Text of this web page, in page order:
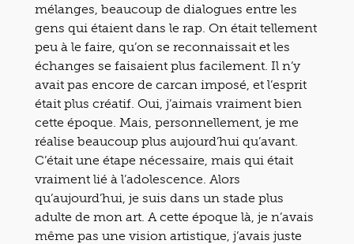
mélanges, beaucoup de dialogues entre les
gens qui étaient dans le rap. On était tellement
peu à le faire, qu’on se reconnaissait et les
échanges se faisaient plus facilement. Il n’y
avait pas encore de carcan imposé, et l’esprit
était plus créatif. Oui, j’aimais vraiment bien
cette époque. Mais, personnellement, je me
réalise beaucoup plus aujourd’hui qu’avant.
C’était une étape nécessaire, mais qui était
vraiment lié à l’adolescence. Alors
qu’aujourd’hui, je suis dans un stade plus
adulte de mon art. A cette époque là, je n’avais
même pas une vision artistique, j’avais juste